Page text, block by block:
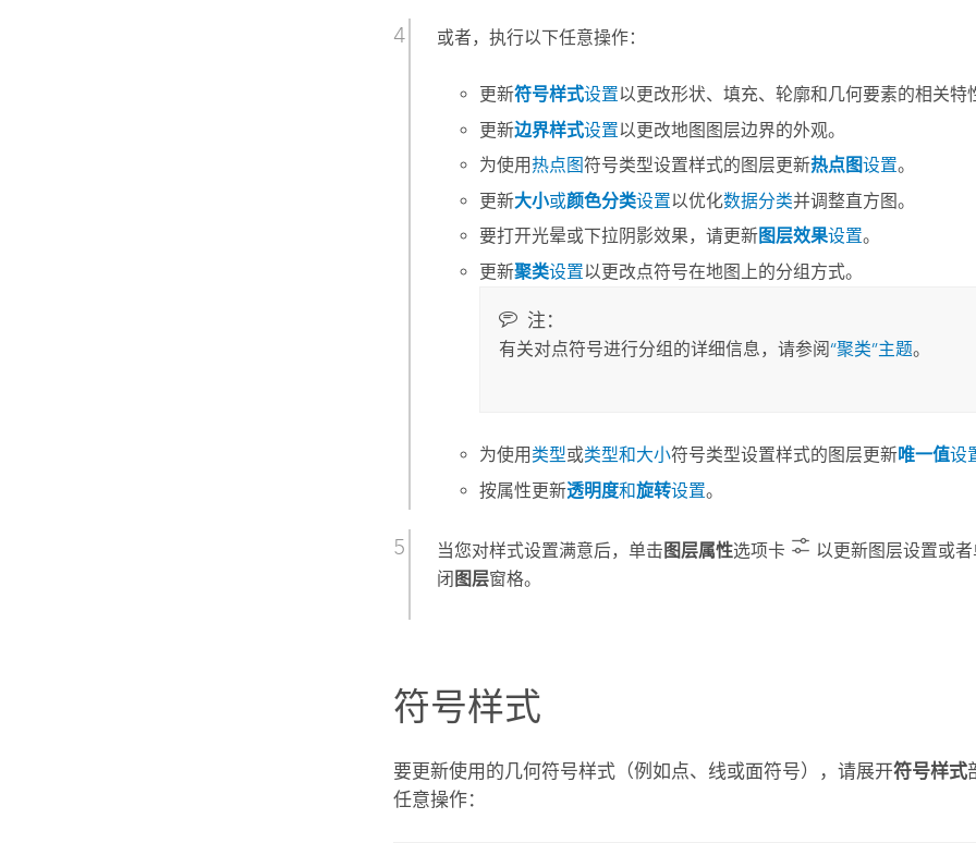
或者，执行以下任意操作：
更新符号样式设置以更改形状、填充、轮廓和几何要素的相关特
更新边界样式设置以更改地图图层边界的外观。
为使用热点图符号类型设置样式的图层更新热点图设置。
更新大小或颜色分类设置以优化数据分类并调整直方图。
要打开光晕或下拉阴影效果，请更新图层效果设置。
更新聚类设置以更改点符号在地图上的分组方式。
注：
有关对点符号进行分组的详细信息，请参阅“聚类”主题。
为使用 类型或类型和大小符号类型设置样式的图层更新唯一值设
按属性更新透明度和旋转设置。
当您对样式设置满意后，单击 图层属性选项卡 以更新图层设置或者
闭 图层窗格。
符号样式
要更新使用的几何符号样式（例如点、线或面符号），请展开符号样式
任意操作：